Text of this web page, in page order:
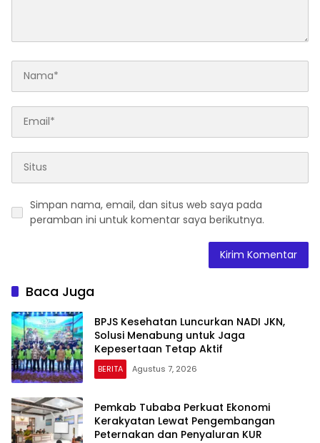
Simpan nama, email, dan situs web saya pada
peramban ini untuk komentar saya berikutnya.
Baca Juga
BPJS Kesehatan Luncurkan NADI JKN,
Solusi Menabung untuk Jaga
Kepesertaan Tetap Aktif
BERITA Agustus 7, 2026
Pemkab Tubaba Perkuat Ekonomi
Kerakyatan Lewat Pengembangan
Peternakan dan Penyaluran KUR